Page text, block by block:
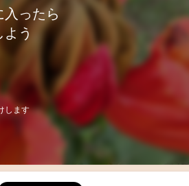
入ったら
よう
します